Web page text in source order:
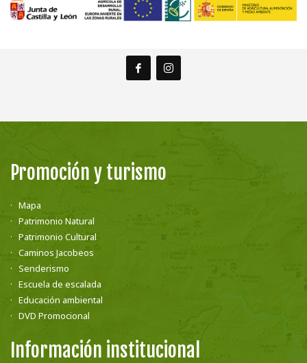
Promoción y turismo
Mapa
Patrimonio Natural
Patrimonio Cultural
Caminos Jacobeos
Senderismo
Escuela de escalada
Educación ambiental
DVD Promocional
Información institucional